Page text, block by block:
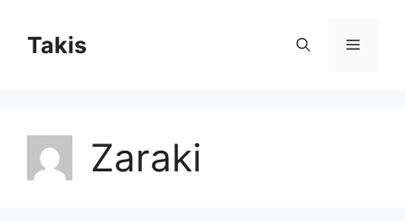
contentTakis Menu
Zaraki